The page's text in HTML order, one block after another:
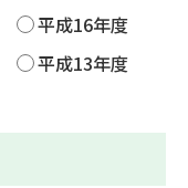
平成16年度
平成13年度